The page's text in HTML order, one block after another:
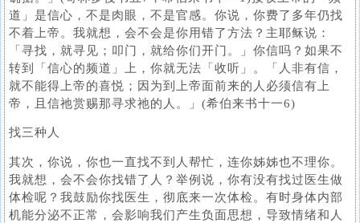
道」是信心，不是肉眼，不是官感。你说，你费了多年仍找
不着上帝。我就想，会不会是你用错了方法？主耶稣说：
「寻找，就寻见；叩门，就给你们开门。」你信吗？如果不
转到「信心的频道」上，你就无法「收听」。「人非有信，
就不能得上帝的喜悦；因为到上帝面前来的人必须信有上
帝，且信祂赏赐那寻求祂的人。」(希伯来书十一6)
找三种人
其次，你说，你也一直找不到人帮忙，连你姊姊也不理你。
我就想，会不会你找错了人？举例说，你有没有找过医生做
体检呢？我鼓励你找医生，彻底来一次体检。有时身体内部
机能分泌不正常，会影响我们产生负面思想，导致情绪和人